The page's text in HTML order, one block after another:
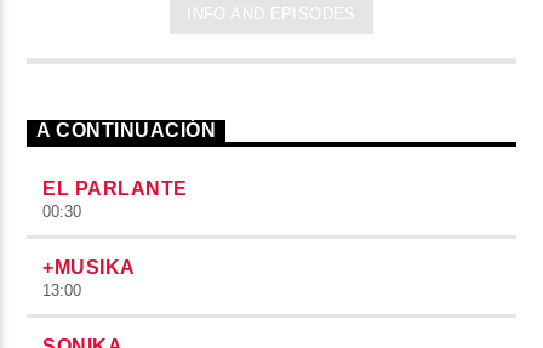
INFO AND EPISODES
A CONTINUACIÓN
EL PARLANTE
00:30
+MUSIKA
13:00